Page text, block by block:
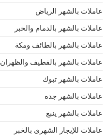
عاملات بالشهر الرياض
عاملات بالشهر بالدمام والخبر
عاملات بالشهر بالطائف ومكة
عاملات بالشهر بالقطيف والظهران
عاملات بالشهر تبوك
عاملات بالشهر جده
عاملات بالشهر ينبع
عاملات للإيجار الشهرى بالخبر